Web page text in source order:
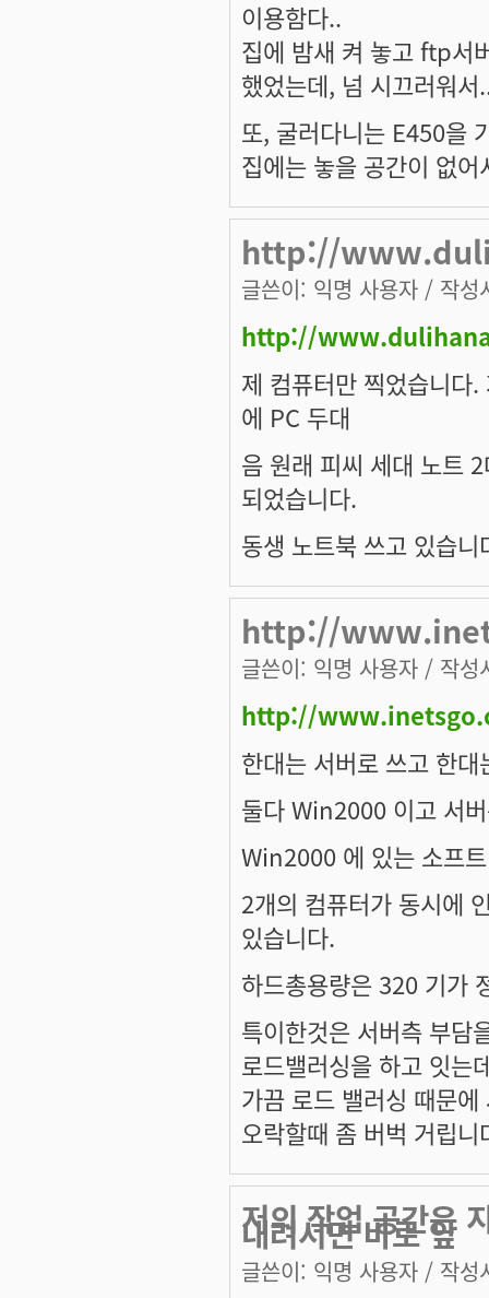
이용함다..
집에 밤새 켜 놓고 ftp서
했었는데, 넘 시끄러워서
또, 굴러다니는 E450을
집에는 놓을 공간이 없어
http://
글쓴이: 익명 사용자 / 작성
http://
제 컴퓨터만 찍었습니다
에 PC 두대
음 원래 피씨 세대 노트
되었습니다.
동생 노트북 쓰고 있습니
http://
글쓴이: 익명 사용자 / 작성
http://
한대는 서버로 쓰고 한
둘다 Win2000 이고 서
Win2000 에 있는 소프
2개의 컴퓨터가 동시에
있습니다.
하드총용량은 320 기가
특이한것은 서버측 부담
로드밸러싱을 하고 잇는
가끔 로드 밸러싱 때문
오락할때 좀 버벅 거립니
저의 작업 공간은
내려서면 바로 앞
글쓴이: 익명 사용자 / 작성